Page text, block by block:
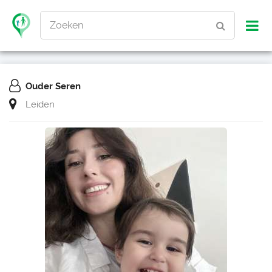
Zoeken
Ouder Seren
Leiden